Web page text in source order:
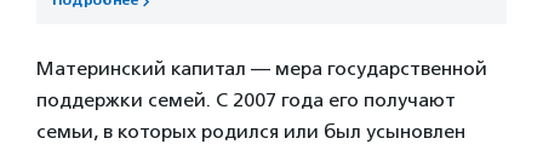
Материнский капитал — мера государственной
поддержки семей. С 2007 года его получают
семьи, в которых родился или был усыновлен